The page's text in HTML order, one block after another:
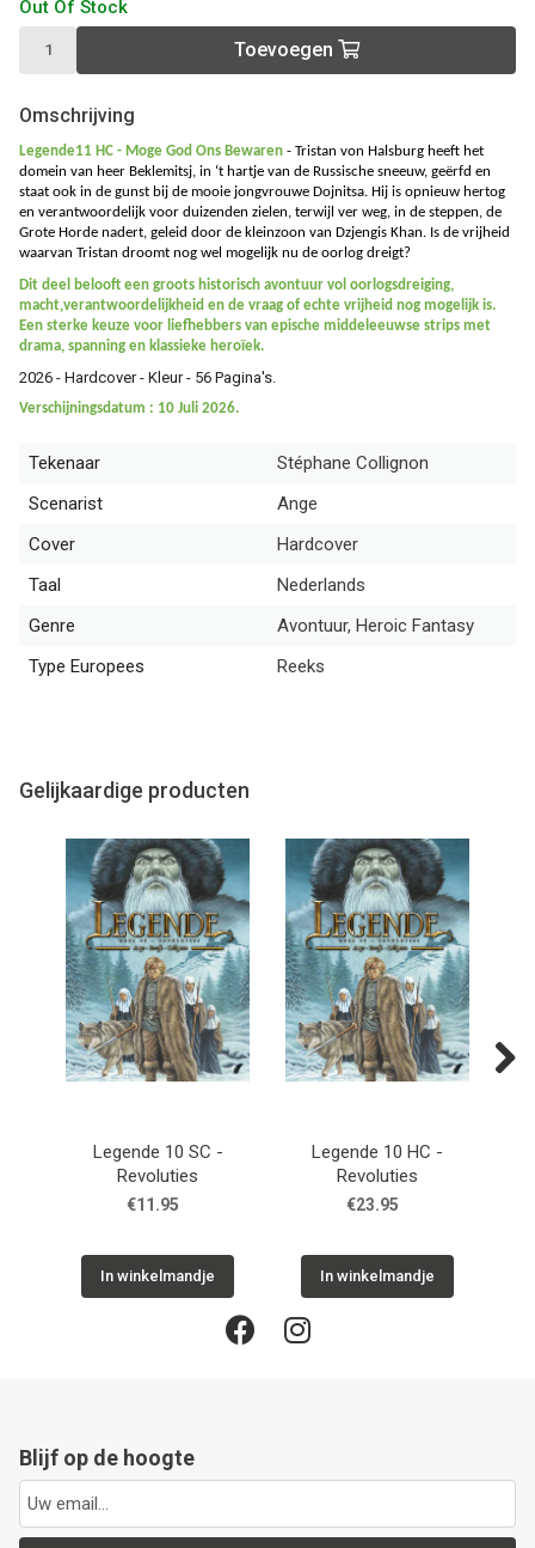
Out Of Stock
Toevoegen
Omschrijving
Legende11 HC - Moge God Ons Bewaren - Tristan von Halsburg heeft het
domein van heer Beklemitsj, in ‘t hartje van de Russische sneeuw, geërfd en
staat ook in de gunst bij de mooie jongvrouwe Dojnitsa. Hij is opnieuw hertog
en verantwoordelijk voor duizenden zielen, terwijl ver weg, in de steppen, de
Grote Horde nadert, geleid door de kleinzoon van Dzjengis Khan. Is de vrijheid
waarvan Tristan droomt nog wel mogelijk nu de oorlog dreigt?
Dit deel belooft een groots historisch avontuur vol oorlogsdreiging,
macht,verantwoordelijkheid en de vraag of echte vrijheid nog mogelijk is.
Een sterke keuze voor liefhebbers van epische middeleeuwse strips met
drama, spanning en klassieke heroïek.
2026 - Hardcover - Kleur - 56 Pagina's.
Verschijningsdatum : 10 Juli 2026.
Tekenaar
Stéphane Collignon
Scenarist
Ange
Cover
Hardcover
Taal
Nederlands
Genre
Avontuur, Heroic Fantasy
Type Europees
Reeks
Gelijkaardige producten
Legende 10 SC -
Revoluties
€11.95
In winkelmandje
Legende 10 HC -
Revoluties
€23.95
In winkelmandje
Blijf op de hoogte